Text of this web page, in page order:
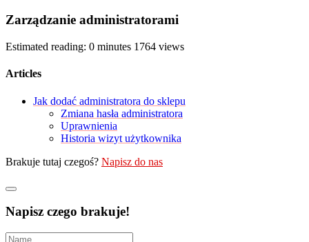
Zarządzanie administratorami
Estimated reading: 0 minutes 1764 views
Articles
Jak dodać administratora do sklepu
Zmiana hasła administratora
Uprawnienia
Historia wizyt użytkownika
Brakuje tutaj czegoś? Napisz do nas
Napisz czego brakuje!